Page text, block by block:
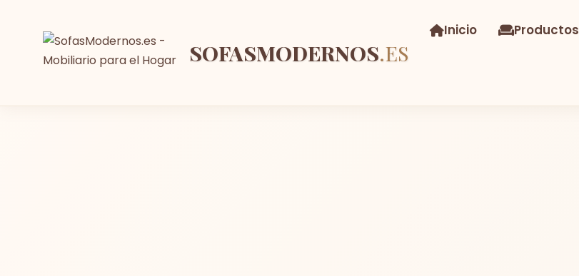
SOFASMODERNOS.ES
Inicio Productos